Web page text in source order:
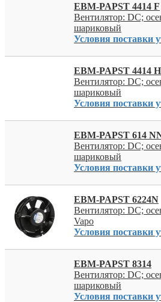
EBM-PAPST 4414 F
Вентилятор: DC;
шариковый
Условия поставки
EBM-PAPST 4414 H
Вентилятор: DC;
шариковый
Условия поставки
EBM-PAPST 614
Вентилятор: DC;
шариковый
Условия поставки
EBM-PAPST 6224N
Вентилятор: DC;
Vapo
Условия поставки
EBM-PAPST 8314
Вентилятор: DC;
шариковый
Условия поставки